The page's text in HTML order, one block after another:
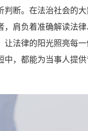
判断。在法治社会的
，肩负着准确解读法
法律的阳光照亮每
，都能为当事人提